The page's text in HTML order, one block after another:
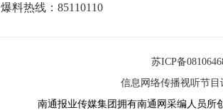
爆料热线：85110110
苏ICP备
信息网络传播视听节目
南通报业传媒集团拥有南通网采编人员所